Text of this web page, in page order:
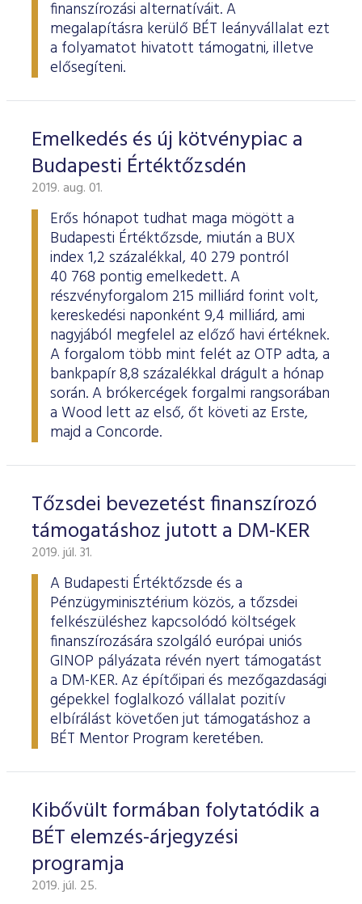
finanszírozási alternatíváit. A
megalapításra kerülő BÉT leányvállalat ezt
a folyamatot hivatott támogatni, illetve
elősegíteni.
Emelkedés és új kötvénypiac a
Budapesti Értéktőzsdén
2019. aug. 01.
Erős hónapot tudhat maga mögött a
Budapesti Értéktőzsde, miután a BUX
index 1,2 százalékkal, 40 279 pontról
40 768 pontig emelkedett. A
részvényforgalom 215 milliárd forint volt,
kereskedési naponként 9,4 milliárd, ami
nagyjából megfelel az előző havi értéknek.
A forgalom több mint felét az OTP adta, a
bankpapír 8,8 százalékkal drágult a hónap
során. A brókercégek forgalmi rangsorában
a Wood lett az első, őt követi az Erste,
majd a Concorde.
Tőzsdei bevezetést finanszírozó
támogatáshoz jutott a DM-KER
2019. júl. 31.
A Budapesti Értéktőzsde és a
Pénzügyminisztérium közös, a tőzsdei
felkészüléshez kapcsolódó költségek
finanszírozására szolgáló európai uniós
GINOP pályázata révén nyert támogatást
a DM-KER. Az építőipari és mezőgazdasági
gépekkel foglalkozó vállalat pozitív
elbírálást követően jut támogatáshoz a
BÉT Mentor Program keretében.
Kibővült formában folytatódik a
BÉT elemzés-árjegyzési
programja
2019. júl. 25.